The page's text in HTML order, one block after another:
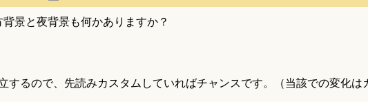
景と夜背景も何かありますか？
るので、先読みカスタムしていればチャンスです。（当該での変化は